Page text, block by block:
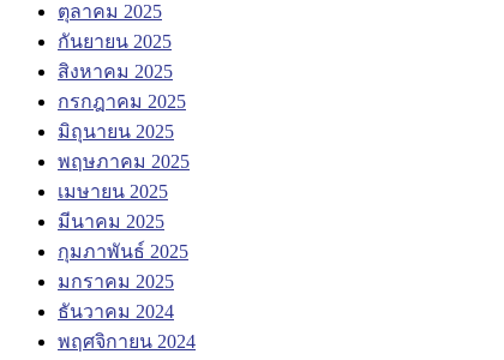
ตุลาคม 2025
กันยายน 2025
สิงหาคม 2025
กรกฎาคม 2025
มิถุนายน 2025
พฤษภาคม 2025
เมษายน 2025
มีนาคม 2025
กุมภาพันธ์ 2025
มกราคม 2025
ธันวาคม 2024
พฤศจิกายน 2024